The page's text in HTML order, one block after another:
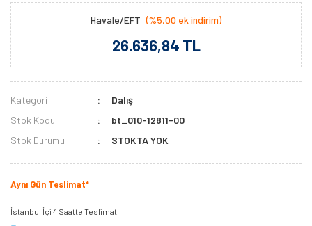
Havale/EFT (%5,00 ek indirim)
26.636,84 TL
Kategori
Dalış
Stok Kodu
bt_010-12811-00
Stok Durumu
STOKTA YOK
Aynı Gün Teslimat*
İstanbul İçi 4 Saatte Teslimat